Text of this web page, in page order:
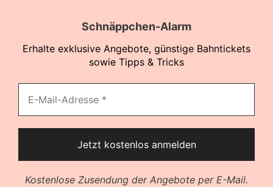
Schnäppchen-Alarm
Erhalte exklusive Angebote, günstige Bahntickets
sowie Tipps & Tricks
Kostenlose Zusendung der Angebote per E-Mail.